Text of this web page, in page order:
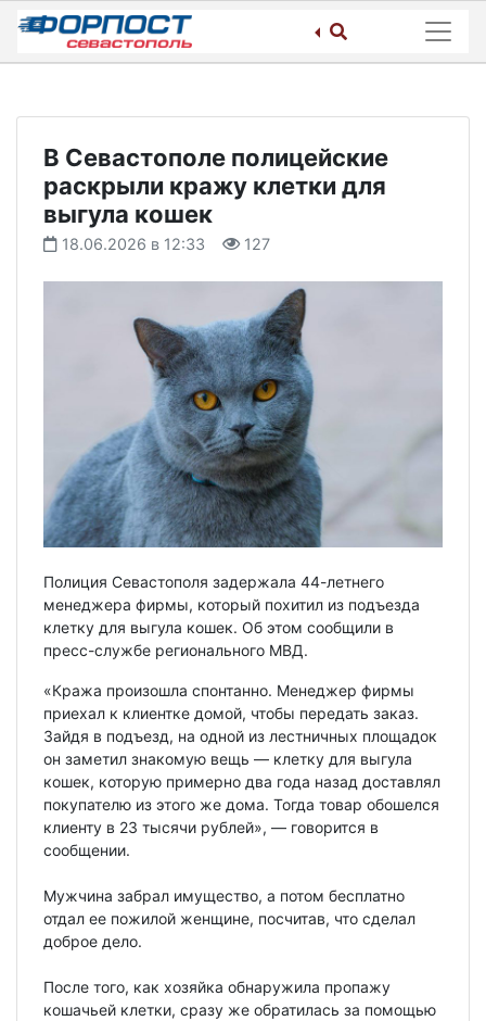
Skip
content
В Севастополе полицейские
раскрыли кражу клетки для
выгула кошек
18.06.2026 в 12:33 127
Полиция Севастополя задержала 44-летнего
менеджера фирмы, который похитил из подъезда
клетку для выгула кошек. Об этом сообщили в
пресс-службе регионального МВД.
«Кража произошла спонтанно. Менеджер фирмы
приехал к клиентке домой, чтобы передать заказ.
Зайдя в подъезд, на одной из лестничных площадок
он заметил знакомую вещь — клетку для выгула
кошек, которую примерно два года назад доставлял
покупателю из этого же дома. Тогда товар обошелся
клиенту в 23 тысячи рублей», — говорится в
сообщении.
Мужчина забрал имущество, а потом бесплатно
отдал ее пожилой женщине, посчитав, что сделал
доброе дело.
После того, как хозяйка обнаружила пропажу
кошачьей клетки, сразу же обратилась за помощью